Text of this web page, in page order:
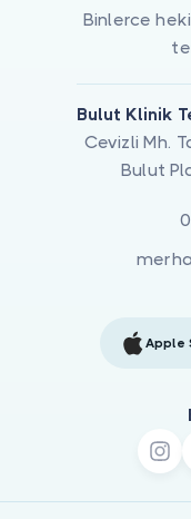
Binlerce
Bulut Klinik
Cevizli Mh.
Bulut
Apple